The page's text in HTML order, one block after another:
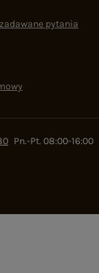
pytania
Pn.-Pt. 08:00-16:00